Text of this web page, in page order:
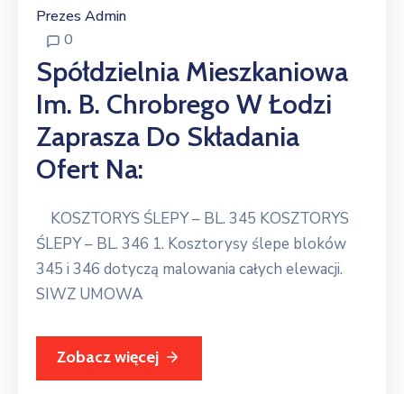
Prezes Admin
0
Spółdzielnia Mieszkaniowa
Im. B. Chrobrego W Łodzi
Zaprasza Do Składania
Ofert Na:
KOSZTORYS ŚLEPY – BL. 345 KOSZTORYS
ŚLEPY – BL. 346 1. Kosztorysy ślepe bloków
345 i 346 dotyczą malowania całych elewacji.
SIWZ UMOWA
Zobacz więcej